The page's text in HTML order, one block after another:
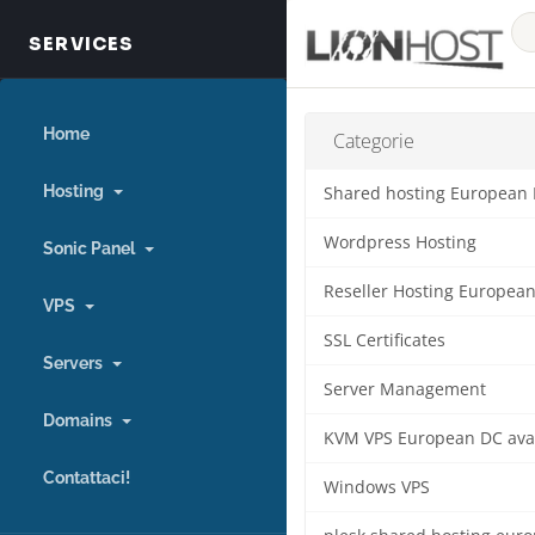
Home
Hosting
Sonic Panel
VPS
Servers
Domains
Contattaci!
Categorie
Shared hosting European
Wordpress Hosting
Reseller Hosting
SSL Certificates
Server Management
KVM VPS European DC
Windows VPS